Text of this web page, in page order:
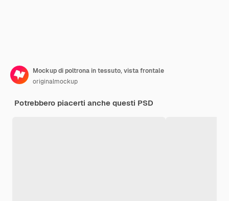
Mockup di poltrona in tessuto, vista frontale
originalmockup
Potrebbero piacerti anche questi PSD